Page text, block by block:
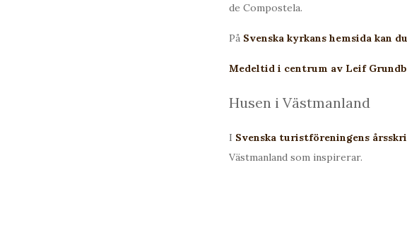
de Compostela.
PåSvenska kyrkans hemsida kan
Medeltid i centrum av Leif
Husen i Västmanland
I Svenska turistföreningens
Västmanland som inspirerar.